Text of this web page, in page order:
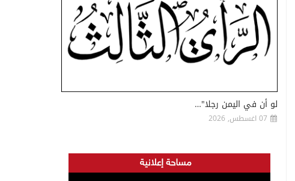
لو أن في اليمن رجلا"…
07 اغسطس, 2026